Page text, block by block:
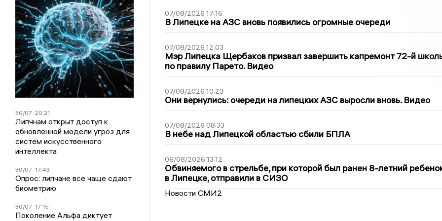
30/07 20:21
Липчнам открыт доступ к
обновлённой модели угроз для
систем искусственного
интеллекта
30/07 17:43
Опрос: липчане все чаще сдают
биометрию
30/07 17:15
Поколение Альфа диктует
07/08/2026 17:16
В Липецке на АЗС вновь появились огромные очереди
07/08/2026 12:03
Мэр Липецка Щербаков призвал завершить капремонт 72-й
по правилу Парето. Видео
07/08/2026 10:23
Они вернулись: очереди на липецких АЗС выросли вновь. Видео
07/08/2026 08:33
В небе над Липецкой областью сбили БПЛА
06/08/2026 13:12
Обвиняемого в стрельбе, при которой был ранен 8-летний
в Липецке, отправили в СИЗО
Новости СМИ2